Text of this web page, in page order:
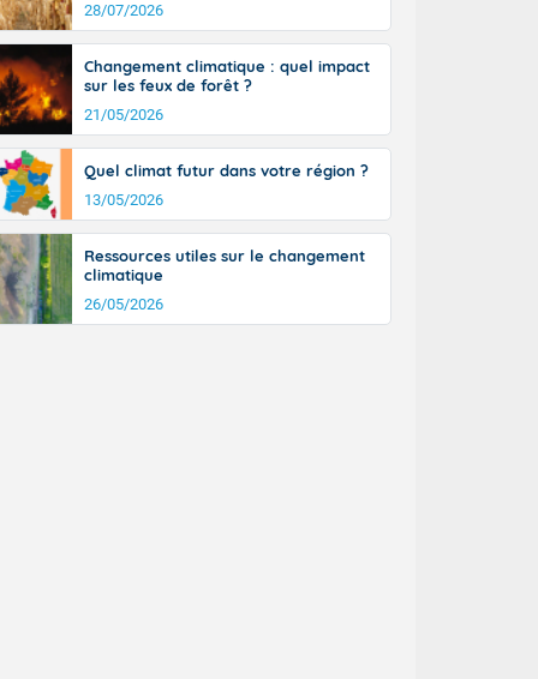
Rhône-
entrées
aux
du
peuvent
nord-
les rafales
et sur le
vallée
28/07/2026
Changement climatique : quel impact
sur les feux de forêt ?
21/05/2026
Quel climat futur dans votre région ?
13/05/2026
Ressources utiles sur le changement
climatique
26/05/2026